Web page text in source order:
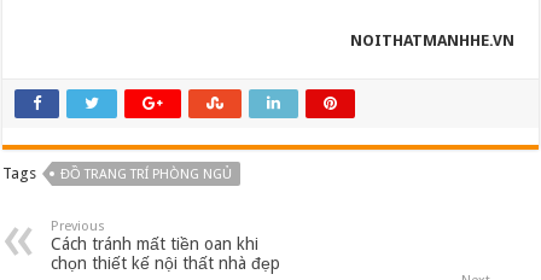
NOITHATMANHHE.VN
Tags ĐỒ TRANG TRÍ PHÒNG NGỦ
Previous
Cách tránh mất tiền oan khi
chọn thiết kế nội thất nhà đẹp